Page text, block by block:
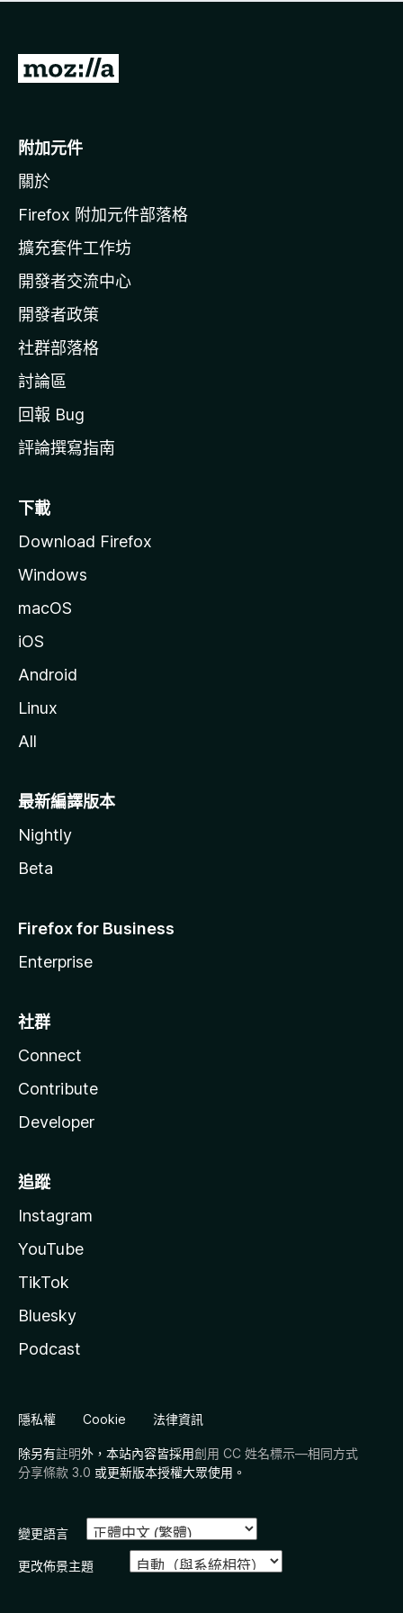
有
前
o
i
l
a
官
網
附加元件
關於
Firefox 附加元件部落格
擴充套件工作坊
開發者交流中心
開發者政策
社群部落格
討論區
回報 Bug
評論撰寫指南
下載
Download Firefox
Windows
macOS
iOS
Android
Linux
All
最新編譯版本
Nightly
Beta
Firefox for Business
Enterprise
社群
Connect
Contribute
Developer
追蹤
Instagram
YouTube
TikTok
Bluesky
Podcast
隱私權 Cookie 法律資訊
除另有註明外，本站內容皆採用創用 CC 姓名標示—相同方式
分享條款 3.0 或更新版本授權大眾使用。
變更語言
更改佈景主題